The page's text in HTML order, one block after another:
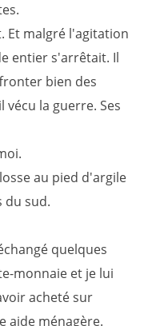
Et malgré l'agitation
entier s'arrêtait. Il
bien des
la guerre. Ses
au pied d'argile
du sud.
quelques
monnaie et je lui
acheté sur
aide ménagère.